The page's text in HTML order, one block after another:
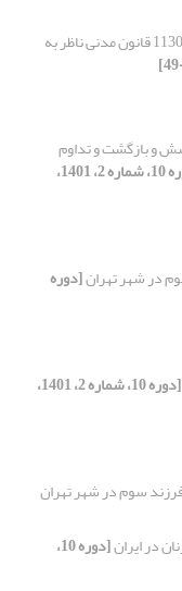
ابهام ‌زدایی از تبصره الحاقی به ماده 1130 قانون مدنی ناظر به
و بازگشت و تداوم
[دوره 10، شماره 2، 1401،
در شهر تهران[دوره
[دوره 10، شماره 2، 1401،
فرزند‌ سوم در شهر تهران
در ایران [دوره 10،